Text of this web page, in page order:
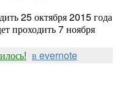
25 октября 2015 года
проходить 7 ноября
в evernote